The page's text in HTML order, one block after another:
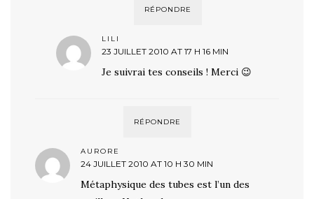
RÉPONDRE
LILI
23 JUILLET 2010 AT 17 H 16 MIN
Je suivrai tes conseils ! Merci 😉
RÉPONDRE
AURORE
24 JUILLET 2010 AT 10 H 30 MIN
Métaphysique des tubes est l’un des